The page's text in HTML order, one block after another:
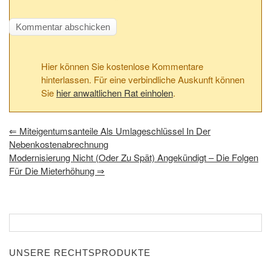
Hier können Sie kostenlose Kommentare
hinterlassen. Für eine verbindliche Auskunft können
Sie hier anwaltlichen Rat einholen.
⇐ Miteigentumsanteile Als Umlageschlüssel In Der
Nebenkostenabrechnung
Modernisierung Nicht (oder Zu Spät) Angekündigt – Die Folgen
Für Die Mieterhöhung⇒
UNSERE RECHTSPRODUKTE